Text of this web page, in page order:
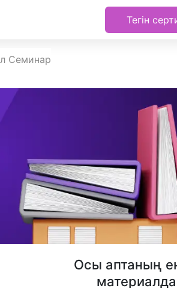
Тегін
Семинар
Осы аптаның